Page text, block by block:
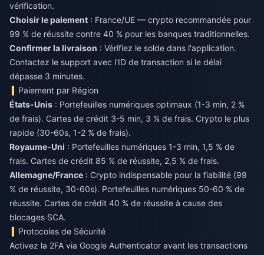
vérification.
Choisir le paiement : France/UE — crypto recommandée pour
99 % de réussite contre 40 % pour les banques traditionnelles.
Confirmer la livraison : Vérifiez le solde dans l'application.
Contactez le support avec l'ID de transaction si le délai
dépasse 3 minutes.
Paiement par Région
États-Unis : Portefeuilles numériques optimaux (1-3 min, 2 %
de frais). Cartes de crédit 3-5 min, 3 % de frais. Crypto le plus
rapide (30-60s, 1-2 % de frais).
Royaume-Uni : Portefeuilles numériques 1-3 min, 1,5 % de
frais. Cartes de crédit 85 % de réussite, 2,5 % de frais.
Allemagne/France : Crypto indispensable pour la fiabilité (99
% de réussite, 30-60s). Portefeuilles numériques 50-60 % de
réussite. Cartes de crédit 40 % de réussite à cause des
blocages SCA.
Protocoles de Sécurité
Activez la 2FA via Google Authenticator avant les transactions